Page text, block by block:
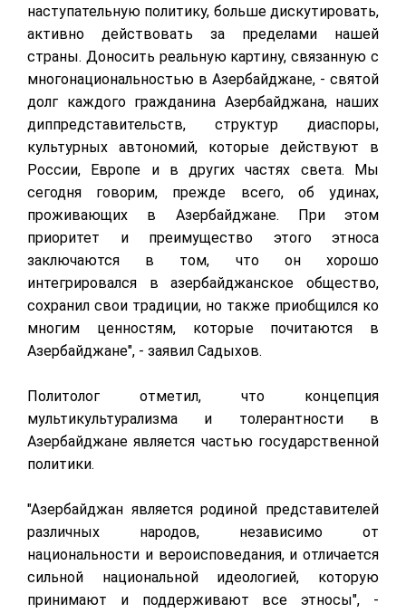
наступательную политику, больше дискутировать,
активно действовать за пределами нашей
страны. Доносить реальную картину, связанную с
многонациональностью в Азербайджане, - святой
долг каждого гражданина Азербайджана, наших
диппредставительств, структур диаспоры,
культурных автономий, которые действуют в
России, Европе и в других частях света. Мы
сегодня говорим, прежде всего, об удинах,
проживающих в Азербайджане. При этом
приоритет и преимущество этого этноса
заключаются в том, что он хорошо
интегрировался в азербайджанское общество,
сохранил свои традиции, но также приобщился ко
многим ценностям, которые почитаются в
Азербайджане", - заявил Садыхов.
Политолог отметил, что концепция
мультикультурализма и толерантности в
Азербайджане является частью государственной
политики.
"Азербайджан является родиной представителей
различных народов, независимо от
национальности и вероисповедания, и отличается
сильной национальной идеологией, которую
принимают и поддерживают все этносы", -